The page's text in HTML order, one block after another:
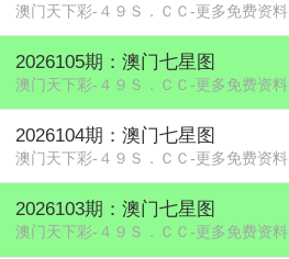
澳门天下彩-４９Ｓ．ＣＣ-更多免费资料
2026105期：澳门七星图
澳门天下彩-４９Ｓ．ＣＣ-更多免费资料
2026104期：澳门七星图
澳门天下彩-４９Ｓ．ＣＣ-更多免费资料
2026103期：澳门七星图
澳门天下彩-４９Ｓ．ＣＣ-更多免费资料